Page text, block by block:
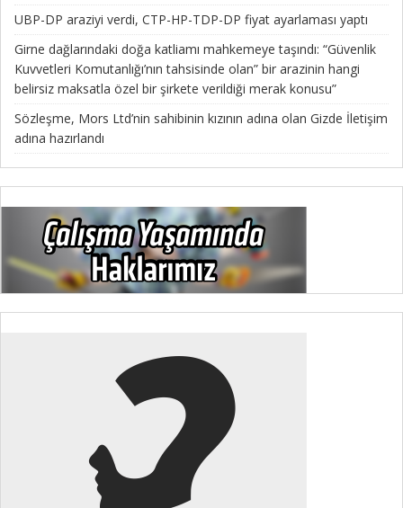
UBP-DP araziyi verdi, CTP-HP-TDP-DP fiyat ayarlaması yaptı
Girne dağlarındaki doğa katliamı mahkemeye taşındı: “Güvenlik
Kuvvetleri Komutanlığı’nın tahsisinde olan” bir arazinin hangi
belirsiz maksatla özel bir şirkete verildiği merak konusu”
Sözleşme, Mors Ltd’nin sahibinin kızının adına olan Gizde İletişim
adına hazırlandı